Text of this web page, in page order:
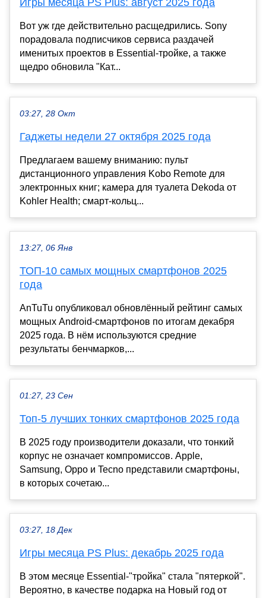
Игры месяца PS Plus: август 2025 года
Вот уж где действительно расщедрились. Sony
порадовала подписчиков сервиса раздачей
именитых проектов в Essential-тройке, а также
щедро обновила "Кат...
03:27, 28 Окт
Гаджеты недели 27 октября 2025 года
Предлагаем вашему вниманию: пульт
дистанционного управления Kobo Remote для
электронных книг; камера для туалета Dekoda от
Kohler Health; смарт-кольц...
13:27, 06 Янв
ТОП-10 самых мощных смартфонов 2025
года
AnTuTu опубликовал обновлённый рейтинг самых
мощных Android-смартфонов по итогам декабря
2025 года. В нём используются средние
результаты бенчмарков,...
01:27, 23 Сен
Топ-5 лучших тонких смартфонов 2025 года
В 2025 году производители доказали, что тонкий
корпус не означает компромиссов. Apple,
Samsung, Oppo и Tecno представили смартфоны,
в которых сочетаю...
03:27, 18 Дек
Игры месяца PS Plus: декабрь 2025 года
В этом месяце Essential-"тройка" стала "пятеркой".
Вероятно, в качестве подарка на Новый год от